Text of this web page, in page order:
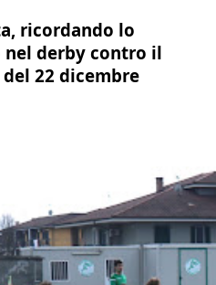
ricordando lo
nel derby contro il
22 dicembre